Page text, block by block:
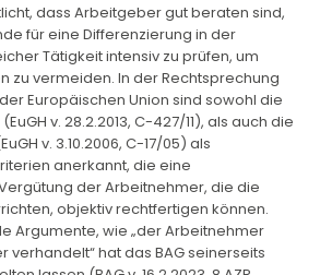
dass Arbeitgeber gut beraten sind,
für eine Differenzierung in der
Tätigkeit intensiv zu prüfen, um
zu vermeiden. In der Rechtsprechung
Europäischen Union sind sowohl die
v. 28.2.2013, C-427/11), als auch die
v. 3.10.2006, C-17/05) als
anerkannt, die eine
der Arbeitnehmer, die die
objektiv rechtfertigen können.
Argumente, wie „der Arbeitnehmer
verhandelt“ hat das BAG seinerseits